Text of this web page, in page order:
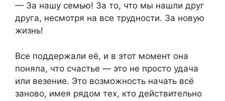
— За нашу семью! За то, что мы нашли друг
друга, несмотря на все трудности. За новую
жизнь!
Все поддержали её, и в этот момент она
поняла, что счастье — это не просто удача
или везение. Это возможность начать всё
заново, имея рядом тех, кто действительно